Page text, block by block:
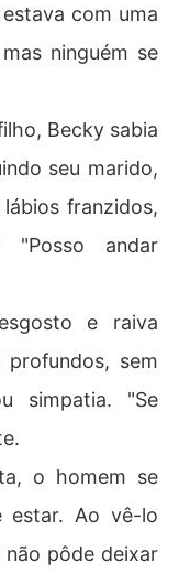
com uma
ninguém se
Becky sabia
seu marido,
franzidos,
"Posso andar
e raiva
sem
simpatia. "Se
o homem se
estar. Ao vê-lo
pôde deixar